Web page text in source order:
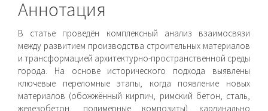
Аннотация
В статье проведён комплексный анализ взаимосвязи
между развитием производства строительных материалов
и трансформацией архитектурно-пространственной среды
города. На основе исторического подхода выявлены
ключевые переломные этапы, когда появление новых
материалов (обожжённый кирпич, римский бетон, сталь,
железобетон, полимерные композиты) кардинально